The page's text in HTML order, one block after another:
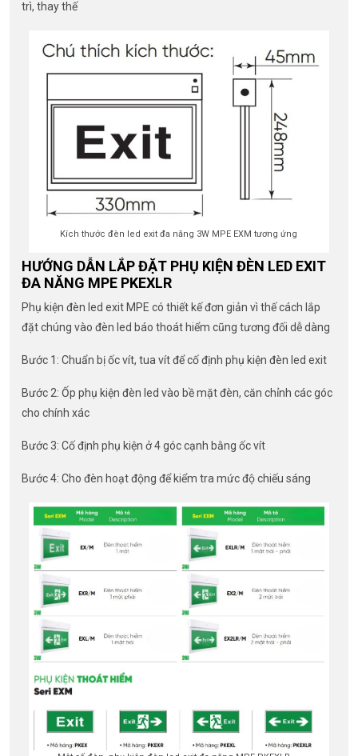
trì, thay thế
Kích thước đèn led exit đa năng 3W MPE EXM tương ứng
HƯỚNG DẪN LẮP ĐẶT PHỤ KIỆN ĐÈN LED EXIT
ĐA NĂNG MPE PKEXLR
Phụ kiện đèn led exit MPE có thiết kế đơn giản vì thế cách lắp
đặt chúng vào đèn led báo thoát hiểm cũng tương đối dễ dàng
Bước 1: Chuẩn bị ốc vít, tua vít để cố định phụ kiện đèn led exit
Bước 2: Ốp phụ kiện đèn led vào bề mặt đèn, căn chỉnh các góc
cho chính xác
Bước 3: Cố định phụ kiện ở 4 góc cạnh bằng ốc vít
Bước 4: Cho đèn hoạt động để kiểm tra mức độ chiếu sáng